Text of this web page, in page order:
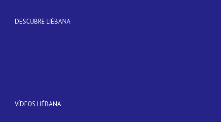
DESCUBRE LIÉBANA
VÍDEOS LIÉBANA